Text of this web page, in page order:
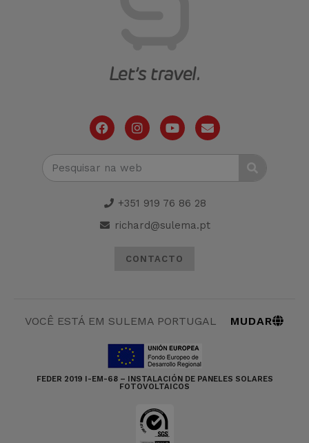
+351 919 76 86 28
richard@sulema.pt
CONTACTO
VOCÊ ESTÁ EM SULEMA PORTUGAL MUDAR
FEDER 2019 I-EM-68 – INSTALACIÓN DE PANELES SOLARES
FOTOVOLTAICOS